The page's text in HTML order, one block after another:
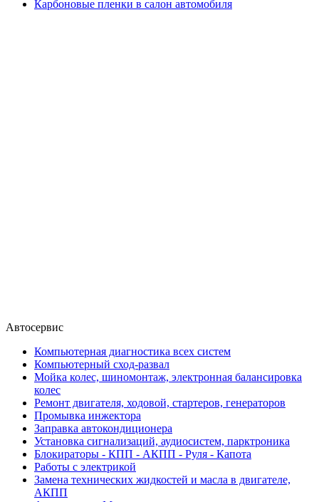
Карбоновые пленки в салон автомобиля
Автосервис
Компьютерная диагностика всех систем
Компьютерный сход-развал
Мойка колес, шиномонтаж, электронная балансировка
колес
Ремонт двигателя, ходовой, стартеров, генераторов
Промывка инжектора
Заправка автокондиционера
Установка сигнализаций, аудиосистем, парктроника
Блокираторы - КПП - АКПП - Руля - Капота
Работы с электрикой
Замена технических жидкостей и масла в двигателе,
АКПП